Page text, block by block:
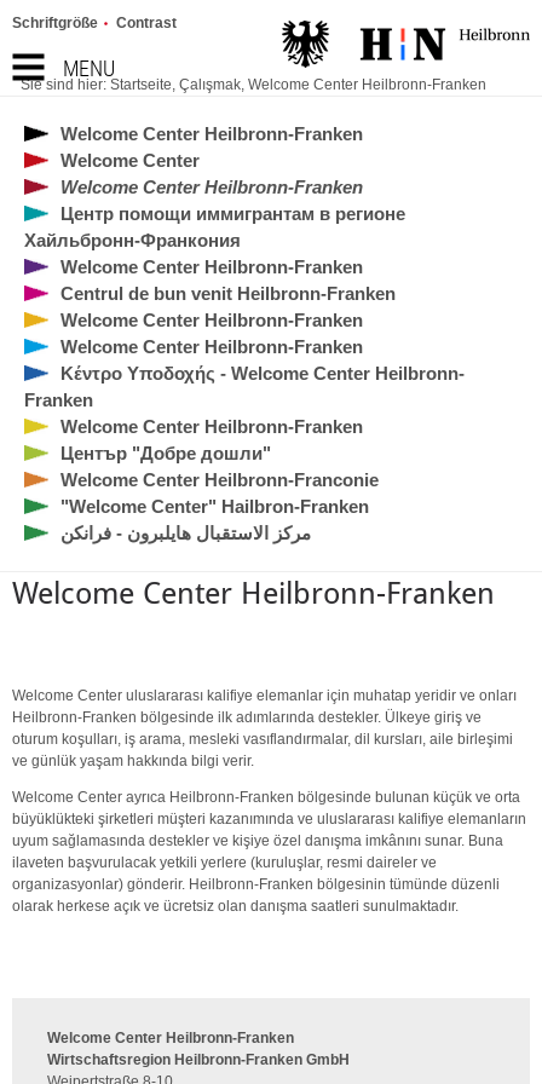
MENU
Schriftgröße Contrast
Sie sind hier: Startseite, Çalışmak, Welcome Center Heilbronn-Franken
Welcome Center Heilbronn-Franken
Welcome Center
Welcome Center Heilbronn-Franken
Центр помощи иммигрантам в регионе
Хайльбронн-Франкония
Welcome Center Heilbronn-Franken
Centrul de bun venit Heilbronn-Franken
Welcome Center Heilbronn-Franken
Welcome Center Heilbronn-Franken
Κέντρο Υποδοχής - Welcome Center Heilbronn-
Franken
Welcome Center Heilbronn-Franken
Център "Добре дошли"
Welcome Center Heilbronn-Franconie
"Welcome Center" Hailbron-Franken
مركز الاستقبال هايلبرون - فرانكن
Welcome Center Heilbronn-Franken
Welcome Center uluslararası kalifiye elemanlar için muhatap yeridir ve onları
Heilbronn-Franken bölgesinde ilk adımlarında destekler. Ülkeye giriş ve
oturum koşulları, iş arama, mesleki vasıflandırmalar, dil kursları, aile birleşimi
ve günlük yaşam hakkında bilgi verir.
Welcome Center ayrıca Heilbronn-Franken bölgesinde bulunan küçük ve orta
büyüklükteki şirketleri müşteri kazanımında ve uluslararası kalifiye elemanların
uyum sağlamasında destekler ve kişiye özel danışma imkânını sunar. Buna
ilaveten başvurulacak yetkili yerlere (kuruluşlar, resmi daireler ve
organizasyonlar) gönderir. Heilbronn-Franken bölgesinin tümünde düzenli
olarak herkese açık ve ücretsiz olan danışma saatleri sunulmaktadır.
Welcome Center Heilbronn-Franken
Wirtschaftsregion Heilbronn-Franken GmbH